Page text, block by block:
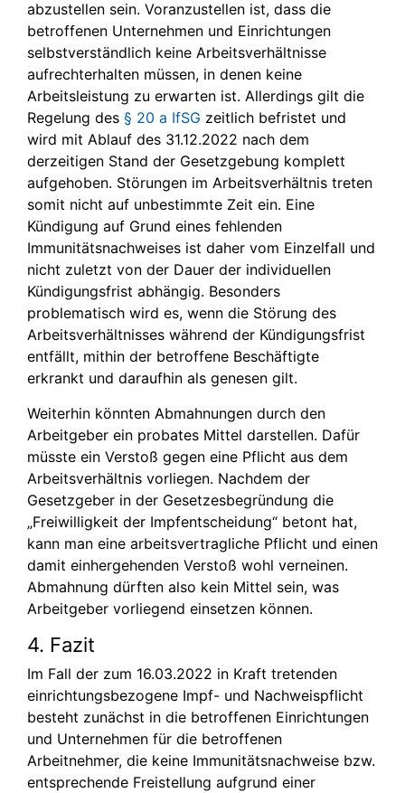
abzustellen sein. Voranzustellen ist, dass die
betroffenen Unternehmen und Einrichtungen
selbstverständlich keine Arbeitsverhältnisse
aufrechterhalten müssen, in denen keine
Arbeitsleistung zu erwarten ist. Allerdings gilt die
Regelung des § 20 a IfSG zeitlich befristet und
wird mit Ablauf des 31.12.2022 nach dem
derzeitigen Stand der Gesetzgebung komplett
aufgehoben. Störungen im Arbeitsverhältnis treten
somit nicht auf unbestimmte Zeit ein. Eine
Kündigung auf Grund eines fehlenden
Immunitätsnachweises ist daher vom Einzelfall und
nicht zuletzt von der Dauer der individuellen
Kündigungsfrist abhängig. Besonders
problematisch wird es, wenn die Störung des
Arbeitsverhältnisses während der Kündigungsfrist
entfällt, mithin der betroffene Beschäftigte
erkrankt und daraufhin als genesen gilt.
Weiterhin könnten Abmahnungen durch den
Arbeitgeber ein probates Mittel darstellen. Dafür
müsste ein Verstoß gegen eine Pflicht aus dem
Arbeitsverhältnis vorliegen. Nachdem der
Gesetzgeber in der Gesetzesbegründung die
„Freiwilligkeit der Impfentscheidung“ betont hat,
kann man eine arbeitsvertragliche Pflicht und einen
damit einhergehenden Verstoß wohl verneinen.
Abmahnung dürften also kein Mittel sein, was
Arbeitgeber vorliegend einsetzen können.
4. Fazit
Im Fall der zum 16.03.2022 in Kraft tretenden
einrichtungsbezogene Impf- und Nachweispflicht
besteht zunächst in die betroffenen Einrichtungen
und Unternehmen für die betroffenen
Arbeitnehmer, die keine Immunitätsnachweise bzw.
entsprechende Freistellung aufgrund einer